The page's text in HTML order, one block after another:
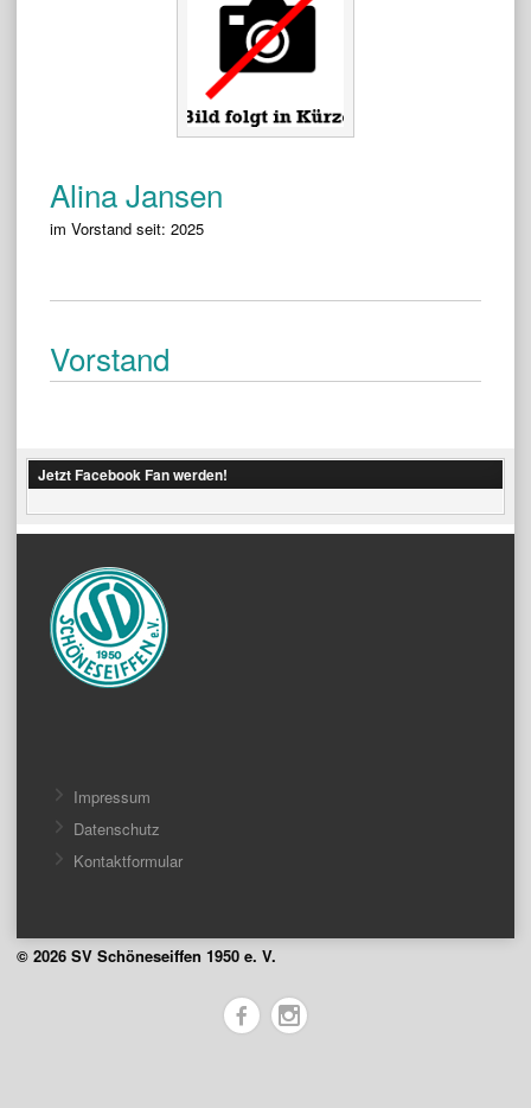
Alina Jansen
im Vorstand seit: 2025
Vorstand
Jetzt Facebook Fan werden!
Impressum
Datenschutz
Kontaktformular
© 2026 SV Schöneseiffen 1950 e. V.